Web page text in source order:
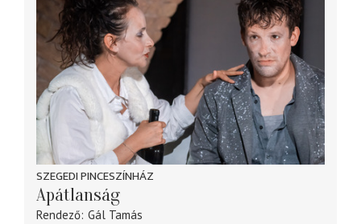
SZEGEDI PINCESZÍNHÁZ
Apátlanság
Rendező Gál Tamás